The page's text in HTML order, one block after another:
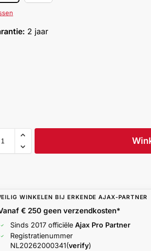
2 jaar
WINKELEN BIJ ERKENDE AJAX-PARTNER
€ 250 geenverzendkosten*
Sinds 2017 officiële Ajax Pro Partner
Registratienummer
NL20262000341(verify)